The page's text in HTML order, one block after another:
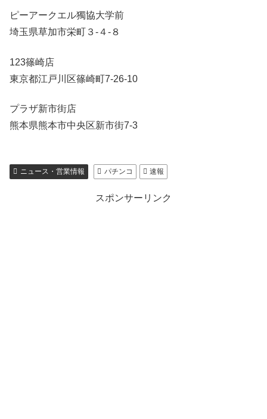
ピーアークエル獨協大学前
埼玉県草加市栄町３-４-８
123篠崎店
東京都江戸川区篠崎町7-26-10
プラザ新市街店
熊本県熊本市中央区新市街7-3
ニュース・営業情報 パチンコ 速報
スポンサーリンク